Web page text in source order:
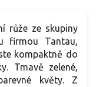
růže ze skupiny
firmou Tantau,
kompaktně do
Tmavě zelené,
květy. Z